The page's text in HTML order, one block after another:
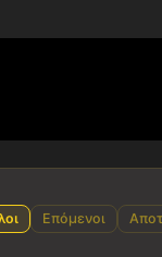
Επόμενοι